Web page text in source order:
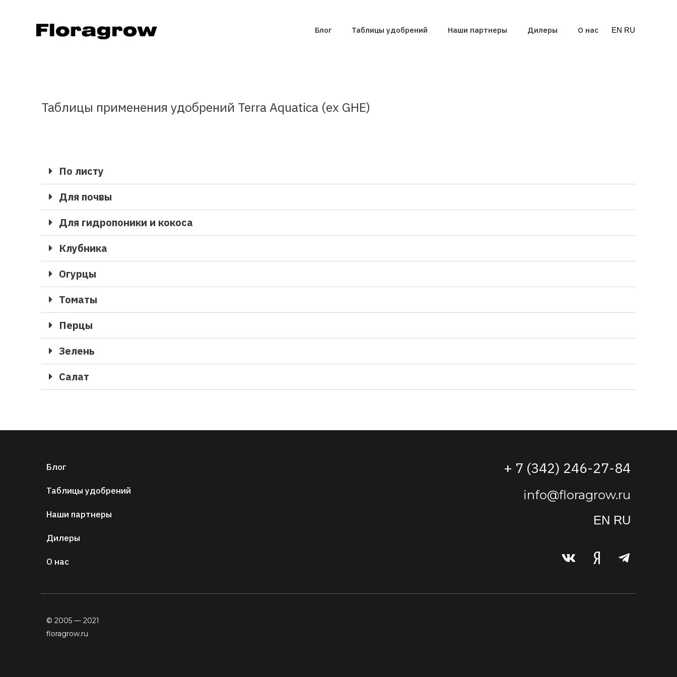
Блог Таблицы удобрений Наши партнеры Дилеры О нас EN RU
Таблицы применения удобрений Terra Aquatica (ex GHE)
По листу
Для почвы
Для гидропоники и кокоса
Клубника
Огурцы
Томаты
Перцы
Зелень
Салат
Блог
Таблицы удобрений
Наши партнеры
Дилеры
О нас
+ 7 (342) 246-27-84
info@floragrow.ru
EN RU
© 2005 — 2021
floragrow.ru